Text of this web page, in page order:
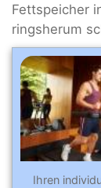
Fettspeicher
ringsherum
Ihren